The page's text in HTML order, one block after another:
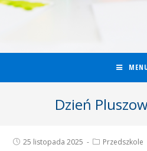
Dzień
25 listopada 2025 Przedszkole